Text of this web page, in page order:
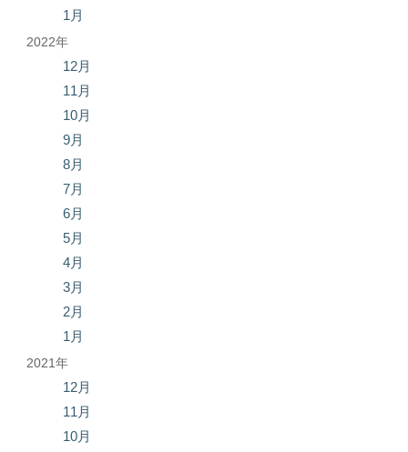
1月
2022年
12月
11月
10月
9月
8月
7月
6月
5月
4月
3月
2月
1月
2021年
12月
11月
10月